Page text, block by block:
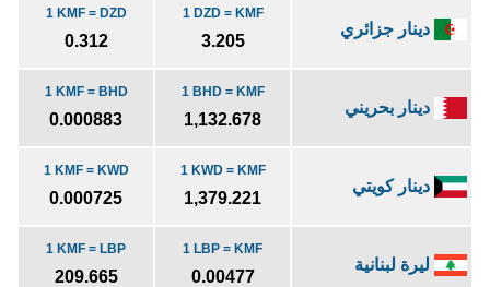
دينار جزائري
1 DZD = KMF
3.205
1 KMF = DZD
0.312
دينار بحريني
1 BHD = KMF
1,132.678
1 KMF = BHD
0.000883
دينار كويتي
1 KWD = KMF
1,379.221
1 KMF = KWD
0.000725
ليرة لبنانية
1 LBP = KMF
0.00477
1 KMF = LBP
209.665